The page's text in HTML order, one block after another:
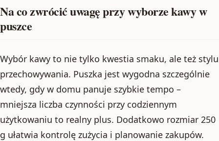
Na co zwrócić uwagę przy wyborze kawy w
puszce
Wybór kawy to nie tylko kwestia smaku, ale też stylu
przechowywania. Puszka jest wygodna szczególnie
wtedy, gdy w domu panuje szybkie tempo –
mniejsza liczba czynności przy codziennym
użytkowaniu to realny plus. Dodatkowo rozmiar 250
g ułatwia kontrolę zużycia i planowanie zakupów.